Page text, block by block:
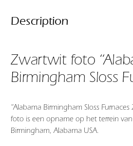
Description
Zwartwit foto
Birmingham Sloss
“Alabama Birmingham Sloss
foto is een opname op het terrein van
Birmingham, Alabama USA.